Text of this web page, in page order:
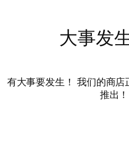
大事发
有大事要发生！ 我们的商
推出！